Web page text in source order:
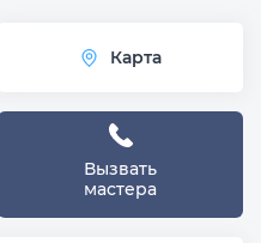
Карта
Вызвать
мастера